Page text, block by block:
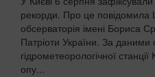
рекорди. Про це повідомила
обсерваторія імені Бориса
Патріоти України. За даними
гідрометеорологічної
опу...